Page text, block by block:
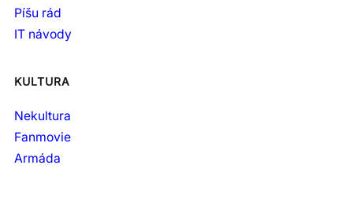
Píšu rád
IT návody
KULTURA
Nekultura
Fanmovie
Armáda